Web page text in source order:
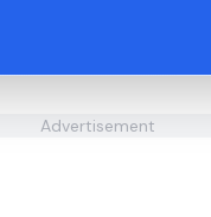
Advertisement